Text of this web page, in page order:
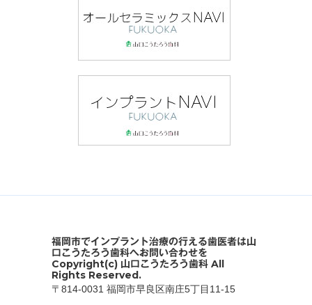
福岡市でインプラント治療の行える歯医者は山
口こうたろう歯科へお問い合わせを
Copyright(c) 山口こうたろう歯科 All
Rights Reserved.
〒814-0031 福岡市早良区南庄5丁目11-15